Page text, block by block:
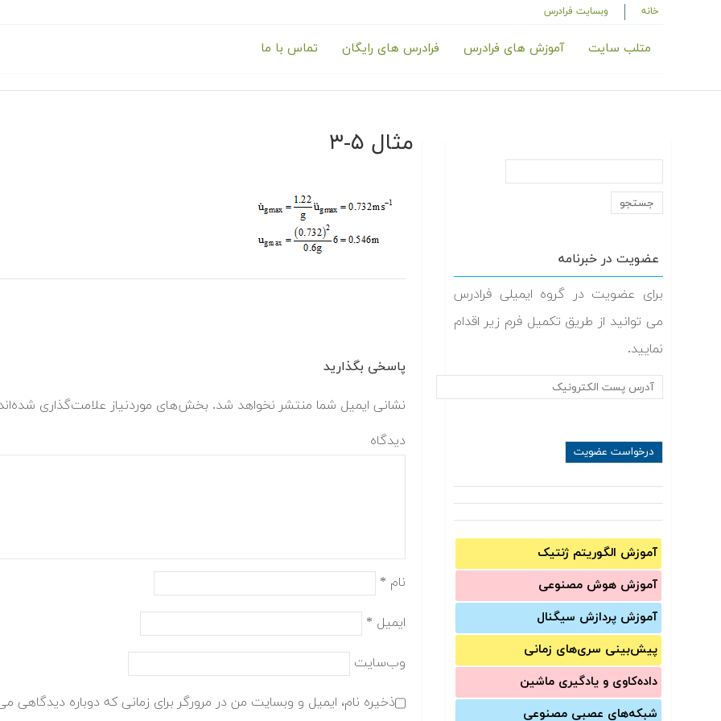
خانه وبسایت فرادرس
متلب سایت آموزش های فرادرس فرادرس های رایگان تماس با ما
عضویت در خبرنامه
برای عضویت در گروه ایمیلی فرادرس
می توانید از طریق تکمیل فرم زیر اقدام
نمایید.
آموزش الگوریتم ژنتیک
آموزش‌ هوش مصنوعی
آموزش‌ پردازش سیگنال
پیش‌‌بینی سری‌‌های زمانی
داده‌کاوی و یادگیری ماشین
شبکه‌های عصبی مصنوعی
مثال ۵-۳
پاسخی بگذارید
نشانی ایمیل شما منتشر نخواهد شد. بخش‌های موردنیاز علامت‌گذاری
دیدگاه
نام *
ایمیل *
وب‌سایت
ذخیره نام، ایمیل و وبسایت من در مرورگر برای زمانی که دوباره دیدگاهی